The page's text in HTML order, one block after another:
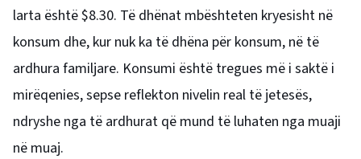
larta është $8.30. Të dhënat mbështeten kryesisht në
konsum dhe, kur nuk ka të dhëna për konsum, në të
ardhura familjare. Konsumi është tregues më i saktë i
mirëqenies, sepse reflekton nivelin real të jetesës,
ndryshe nga të ardhurat që mund të luhaten nga muaji
në muaj.